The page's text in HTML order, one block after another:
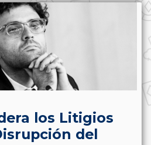
los Litigios
del